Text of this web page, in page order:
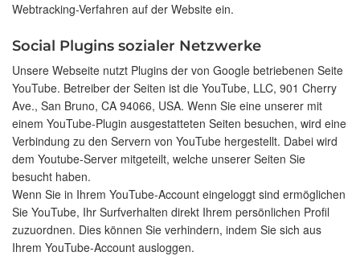
Webtracking-Verfahren auf der Website ein.
Social Plugins sozialer Netzwerke
Unsere Webseite nutzt Plugins der von Google betriebenen Seite
YouTube. Betreiber der Seiten ist die YouTube, LLC, 901 Cherry
Ave., San Bruno, CA 94066, USA. Wenn Sie eine unserer mit
einem YouTube-Plugin ausgestatteten Seiten besuchen, wird eine
Verbindung zu den Servern von YouTube hergestellt. Dabei wird
dem Youtube-Server mitgeteilt, welche unserer Seiten Sie
besucht haben.
Wenn Sie in Ihrem YouTube-Account eingeloggt sind ermöglichen
Sie YouTube, Ihr Surfverhalten direkt Ihrem persönlichen Profil
zuzuordnen. Dies können Sie verhindern, indem Sie sich aus
Ihrem YouTube-Account ausloggen.